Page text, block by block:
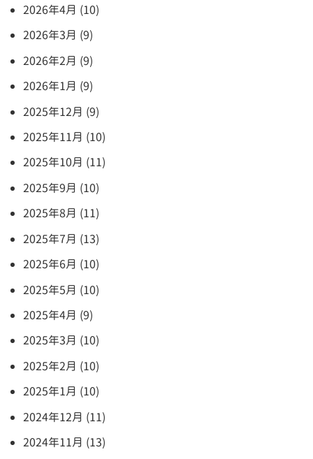
2026年4月 (10)
2026年3月 (9)
2026年2月 (9)
2026年1月 (9)
2025年12月 (9)
2025年11月 (10)
2025年10月 (11)
2025年9月 (10)
2025年8月 (11)
2025年7月 (13)
2025年6月 (10)
2025年5月 (10)
2025年4月 (9)
2025年3月 (10)
2025年2月 (10)
2025年1月 (10)
2024年12月 (11)
2024年11月 (13)